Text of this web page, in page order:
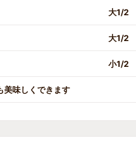
大1/2
大1/2
小1/2
美味しくできます